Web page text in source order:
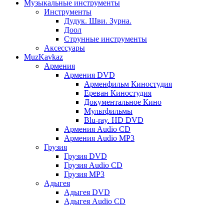
Музыкальные инструменты
Инструменты
Дудук. Шви. Зурна.
Доол
Струнные инструменты
Аксессуары
MuzKavkaz
Армения
Армения DVD
Арменфильм Киностудия
Ереван Киностудия
Документальное Кино
Мультфильмы
Blu-ray. HD DVD
Армения Audio CD
Армения Audio MP3
Грузия
Грузия DVD
Грузия Audio CD
Грузия MP3
Адыгея
Адыгея DVD
Адыгея Audio CD